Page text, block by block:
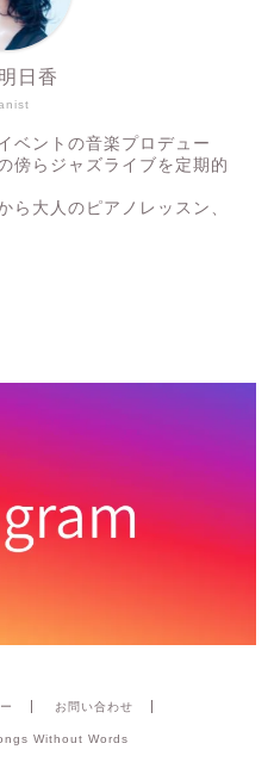
日香
ベントの音楽プロデュー
傍らジャズライブを定期的
ら大人のピアノレッスン、
お問い合わせ
Without Words